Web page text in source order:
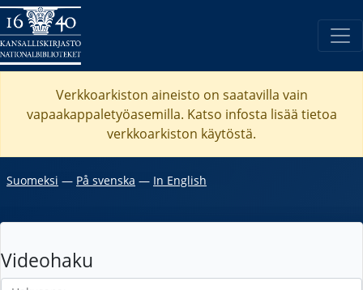
Verkkoarkiston aineisto on saatavilla vain
vapaakappaletyöasemilla. Katso infosta lisää tietoa
verkkoarkiston käytöstä.
Suomeksi ― På svenska ― In English
Videohaku